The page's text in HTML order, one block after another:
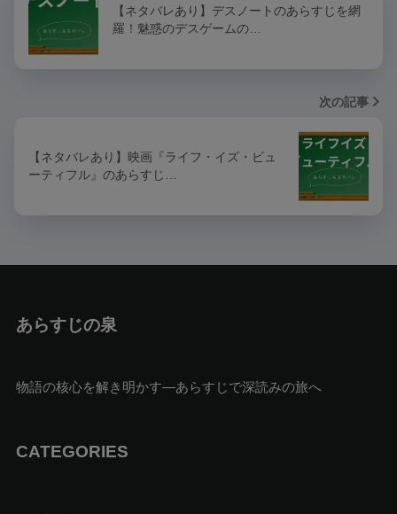
【ネタバレあり】デスノートのあらすじを網
羅！魅惑のデスゲームの…
次の記事
【ネタバレあり】映画『ライフ・イズ・ビュ
ーティフル』のあらすじ…
あらすじの泉
物語の核心を解き明かす—あらすじで深読みの旅へ
CATEGORIES